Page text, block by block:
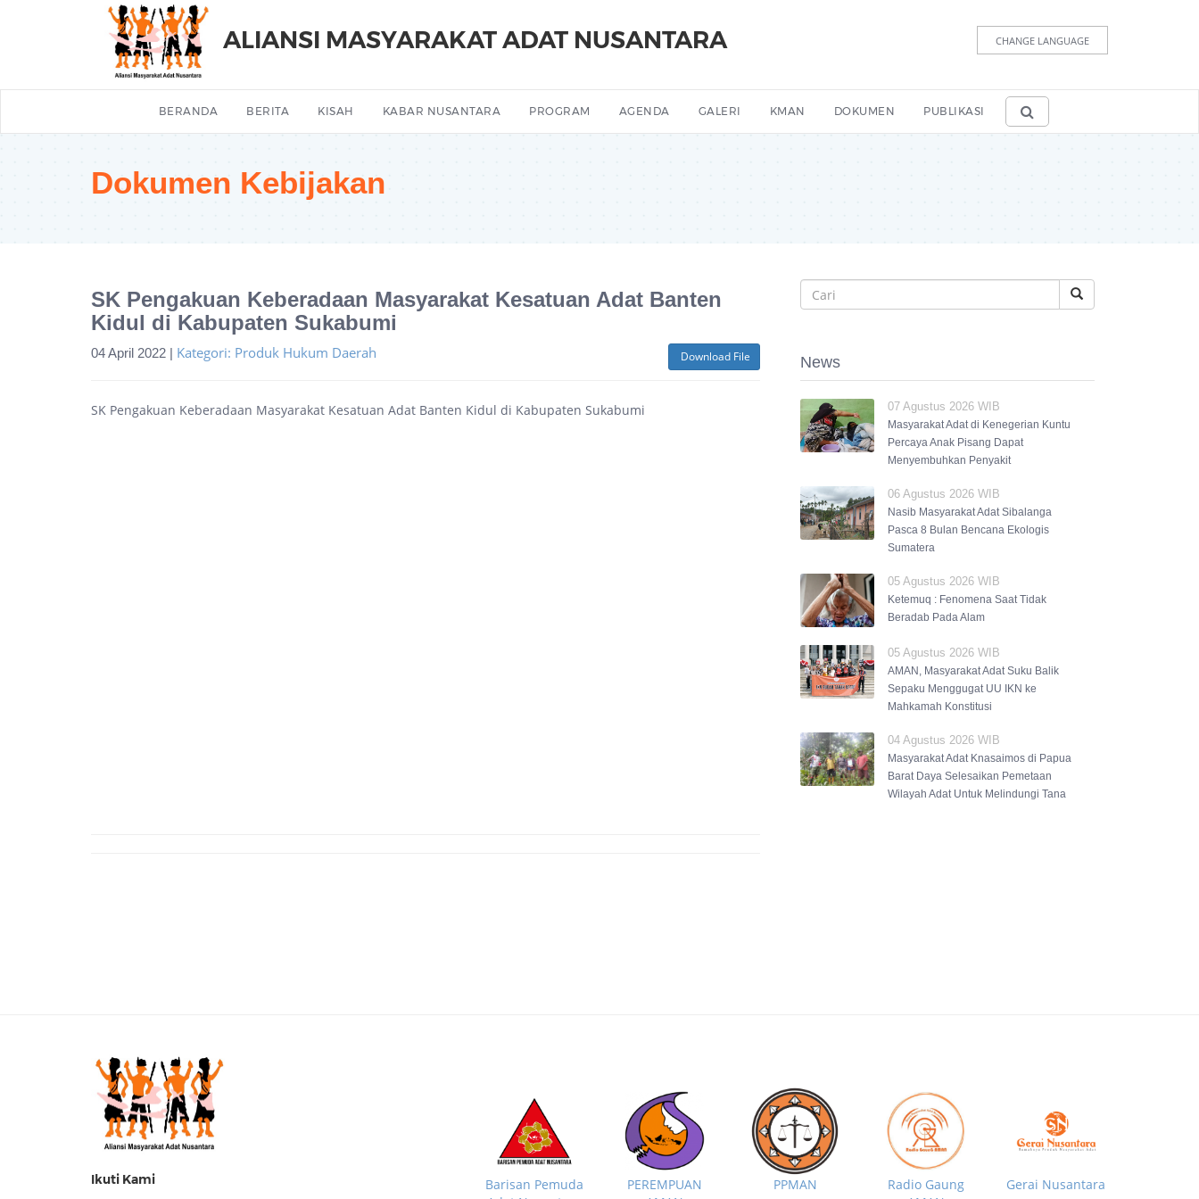
ALIANSI MASYARAKAT ADAT NUSANTARA CHANGE LANGUAGE
BERANDA BERITA KISAH KABAR NUSANTARA PROGRAM AGENDA GALERI KMAN DOKUMEN PUBLIKASI
Dokumen Kebijakan
SK Pengakuan Keberadaan Masyarakat Kesatuan Adat Banten
Kidul di Kabupaten Sukabumi
Download File
04 April 2022 | Kategori: Produk Hukum Daerah
SK Pengakuan Keberadaan Masyarakat Kesatuan Adat Banten Kidul di Kabupaten Sukabumi
News
07 Agustus 2026 WIB
Masyarakat Adat di Kenegerian Kuntu
Percaya Anak Pisang Dapat
Menyembuhkan Penyakit
06 Agustus 2026 WIB
Nasib Masyarakat Adat Sibalanga
Pasca 8 Bulan Bencana Ekologis
Sumatera
05 Agustus 2026 WIB
Ketemuq : Fenomena Saat Tidak
Beradab Pada Alam
05 Agustus 2026 WIB
AMAN, Masyarakat Adat Suku Balik
Sepaku Menggugat UU IKN ke
Mahkamah Konstitusi
04 Agustus 2026 WIB
Masyarakat Adat Knasaimos di Papua
Barat Daya Selesaikan Pemetaan
Wilayah Adat Untuk Melindungi Tana
Ikuti Kami
Barisan Pemuda
PEREMPUAN
PPMAN
Radio Gaung
Gerai Nusantara